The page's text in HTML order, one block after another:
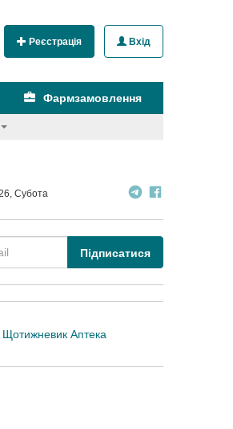
Реєстрація Вхід
Фармзамовлення
Субота
Підписатися
Щотижневик Аптека